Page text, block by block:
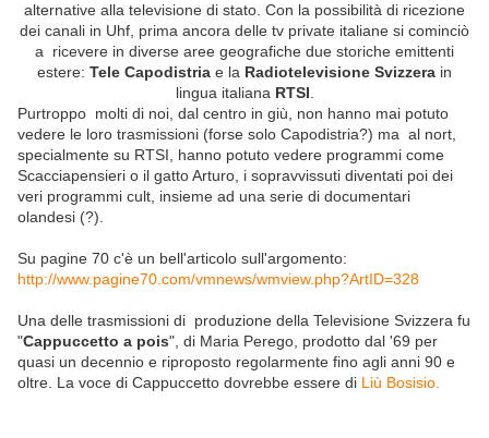
alternative alla televisione di stato. Con la possibilità di ricezione
dei canali in Uhf, prima ancora delle tv private italiane si cominciò
a ricevere in diverse aree geografiche due storiche emittenti
estere: Tele Capodistria e la Radiotelevisione Svizzera in
lingua italiana RTSI
Purtroppo molti di noi, dal centro in giù, non hanno mai potuto
vedere le loro trasmissioni (forse solo Capodistria?) ma al nort,
specialmente su RTSI, hanno potuto vedere programmi come
Scacciapensieri o il gatto Arturo, i sopravvissuti diventati poi dei
veri programmi cult, insieme ad una serie di documentari
olandesi (?).
Su pagine 70 c'è un bell'articolo sull'argomento:
http://www.pagine70.com/vmnews/wmview.php?ArtID=328
Una delle trasmissioni di produzione della Televisione Svizzera fu
"Cappuccetto a pois", di Maria Perego, prodotto dal '69 per
quasi un decennio e riproposto regolarmente fino agli anni 90 e
oltre. La voce di Cappuccetto dovrebbe essere di Liù Bosisio.